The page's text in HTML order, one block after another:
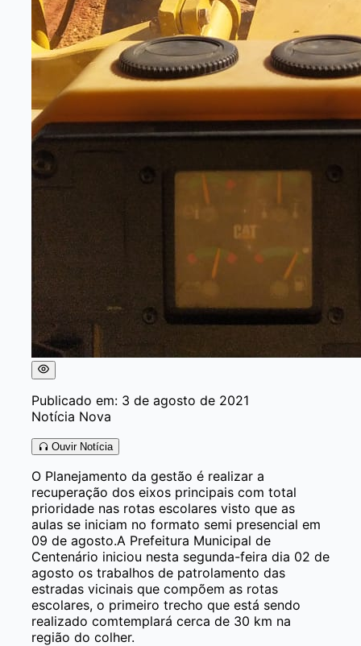
Publicado em: 3 de agosto de 2021
Notícia Nova
Ouvir Notícia
O Planejamento da gestão é realizar a
recuperação dos eixos principais com total
prioridade nas rotas escolares visto que as
aulas se iniciam no formato semi presencial em
09 de agosto.A Prefeitura Municipal de
Centenário iniciou nesta segunda-feira dia 02 de
agosto os trabalhos de patrolamento das
estradas vicinais que compõem as rotas
escolares, o primeiro trecho que está sendo
realizado comtemplará cerca de 30 km na
região do colher.